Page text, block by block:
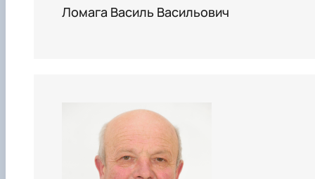
Ломага Василь Васильович